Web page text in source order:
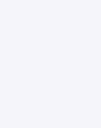
khóa,…
từ đó dễ